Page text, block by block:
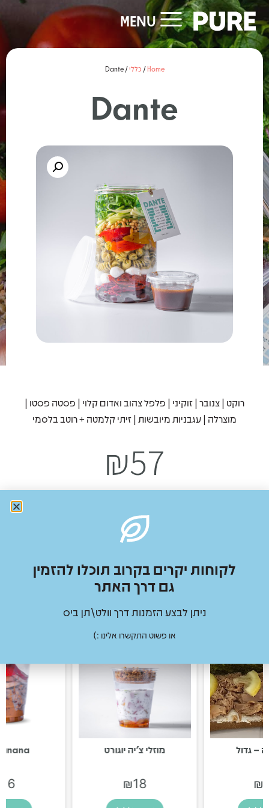
MENU
Home
/ כללי/ Dante
Dante
רוקט | צנובר | זוקיני | פלפל צהוב ואדום קלוי | פסטה פסטו |
מוצרלה | עגבניות מיובשות | זיתי קלמטה + רוטב בלסמי
₪57
Add to cart
מוצרים נוספים
– גדול
₪
מוזלי צ׳יה יוגורט
₪18
16
לקוחות יקרים בקרוב תוכלו להזמין
גם דרך האתר
ניתן לבצע הזמנות דרך וולט\תן ביס
או פשוט התקשרו אלינו :)